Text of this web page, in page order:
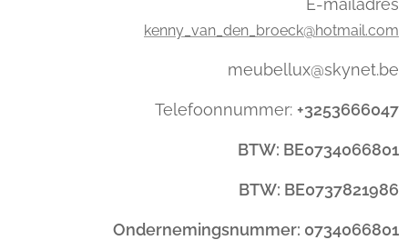
E-mailadres
kenny_van_den_broeck@hotmail.com
meubellux@skynet.be
Telefoonnummer: +3253666047
BTW: BE0734066801
BTW: BE0737821986
Ondernemingsnummer: 0734066801